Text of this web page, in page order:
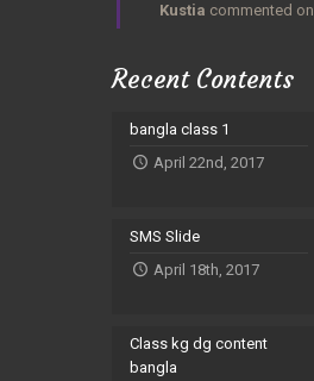
Kustia commented on
Recent Contents
bangla class 1
April 22nd, 2017
SMS Slide
April 18th, 2017
Class kg dg content
bangla